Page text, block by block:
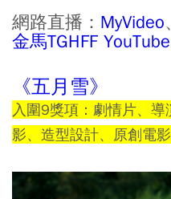
網路直播： MyVideo、
金馬TGHFF YouTube
《五月雪》
入圍9獎項：劇情片、
影、造型設計、原創電